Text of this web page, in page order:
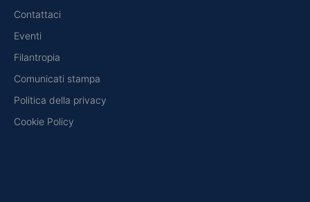
Contattaci
Eventi
Filantropia
Comunicati stampa
Politica della privacy
Cookie Policy